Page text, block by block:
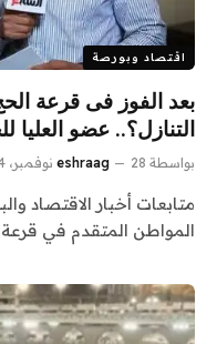
اقتصاد وبورصة
بعد الفوز فى قرعة
التنازل؟.. عضو العليا
بواسطة eshraag 28 نوفمبر، 2024
متابعات أخبار الاقتصاد
المواطن المتقدم في